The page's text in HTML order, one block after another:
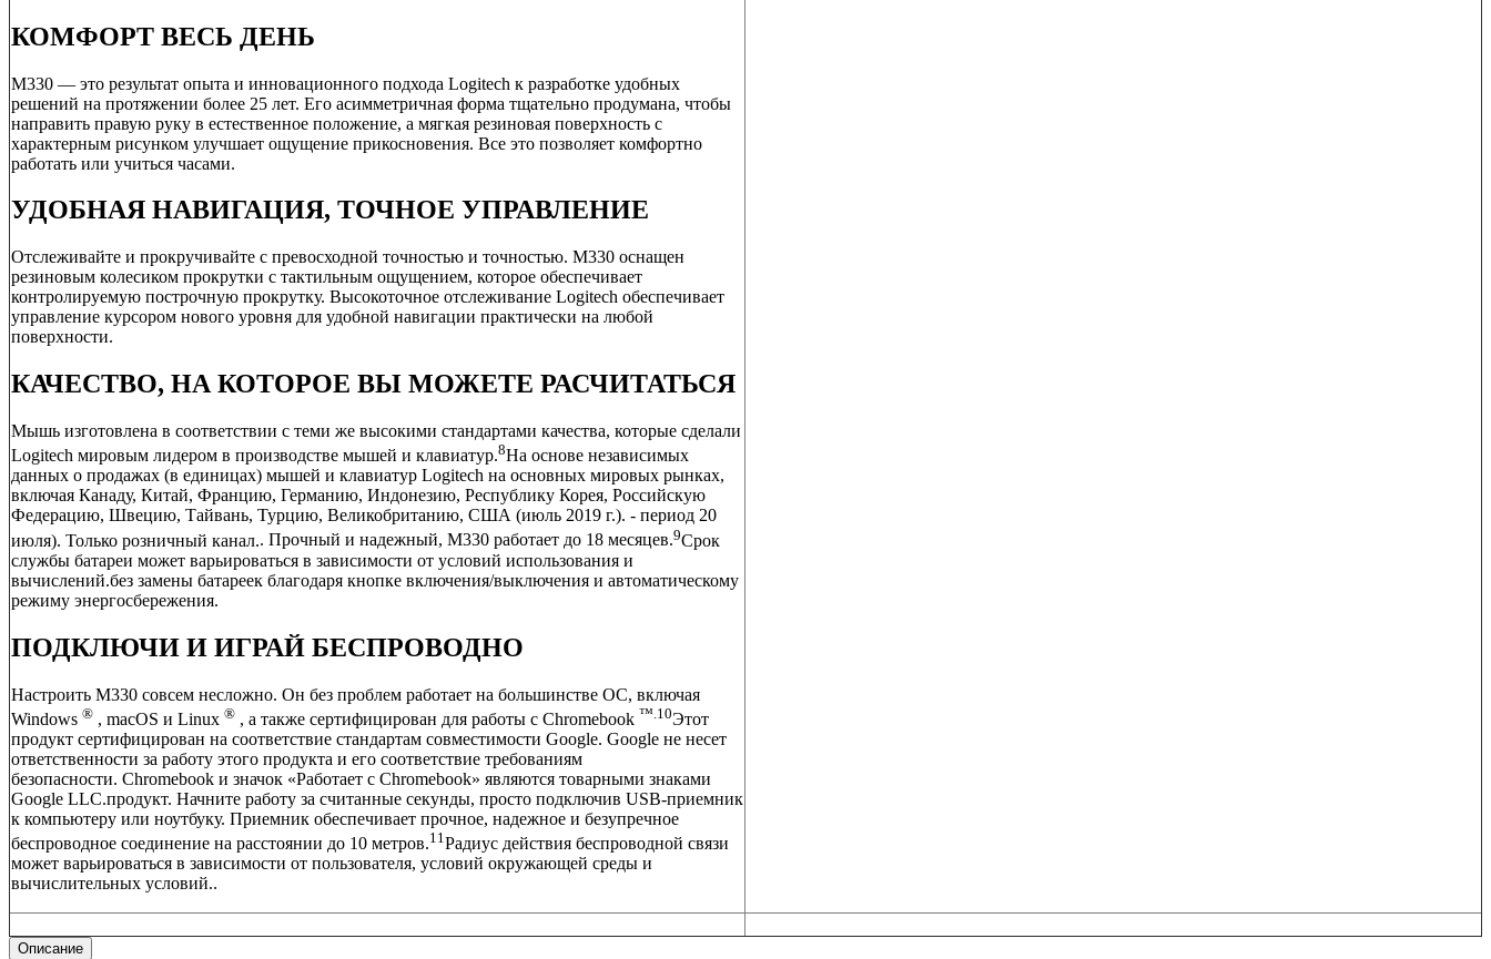
КОМФОРТ ВЕСЬ ДЕНЬ
M330 — это результат опыта и инновационного подхода Logitech к разработке удобных
решений на протяжении более 25 лет. Его асимметричная форма тщательно продумана, чтобы
направить правую руку в естественное положение, а мягкая резиновая поверхность с
характерным рисунком улучшает ощущение прикосновения. Все это позволяет комфортно
работать или учиться часами.
УДОБНАЯ НАВИГАЦИЯ, ТОЧНОЕ УПРАВЛЕНИЕ
Отслеживайте и прокручивайте с превосходной точностью и точностью. M330 оснащен
резиновым колесиком прокрутки с тактильным ощущением, которое обеспечивает
контролируемую построчную прокрутку. Высокоточное отслеживание Logitech обеспечивает
управление курсором нового уровня для удобной навигации практически на любой
поверхности.
КАЧЕСТВО, НА КОТОРОЕ ВЫ МОЖЕТЕ РАСЧИТАТЬСЯ
Мышь изготовлена ​​в соответствии с теми же высокими стандартами качества, которые сделали
Logitech мировым лидером в производстве мышей и клавиатур.8На основе независимых
данных о продажах (в единицах) мышей и клавиатур Logitech на основных мировых рынках,
включая Канаду, Китай, Францию, Германию, Индонезию, Республику Корея, Российскую
Федерацию, Швецию, Тайвань, Турцию, Великобританию, США (июль 2019 г.). - период 20
июля). Только розничный канал.. Прочный и надежный, M330 работает до 18 месяцев.9Срок
службы батареи может варьироваться в зависимости от условий использования и
вычислений.без замены батареек благодаря кнопке включения/выключения и автоматическому
режиму энергосбережения.
ПОДКЛЮЧИ И ИГРАЙ БЕСПРОВОДНО
Настроить M330 совсем несложно. Он без проблем работает на большинстве ОС, включая
Windows ® , macOS и Linux ® , а также сертифицирован для работы с Chromebook ™. 10Этот
продукт сертифицирован на соответствие стандартам совместимости Google. Google не несет
ответственности за работу этого продукта и его соответствие требованиям
безопасности. Chromebook и значок «Работает с Chromebook» являются товарными знаками
Google LLC.продукт. Начните работу за считанные секунды, просто подключив USB-приемник
к компьютеру или ноутбуку. Приемник обеспечивает прочное, надежное и безупречное
беспроводное соединение на расстоянии до 10 метров.11 Радиус действия беспроводной связи
может варьироваться в зависимости от пользователя, условий окружающей среды и
вычислительных условий..
Описание